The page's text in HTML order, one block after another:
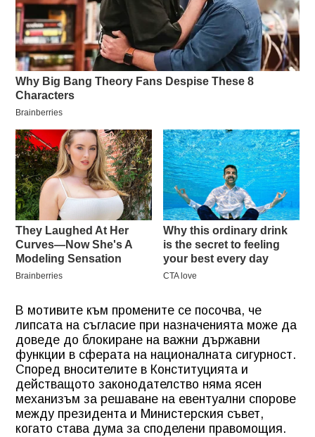
В мотивите към промените се посочва, че
липсата на съгласие при назначенията може да
доведе до блокиране на важни държавни
функции в сферата на националната сигурност.
Според вносителите в Конституцията и
действащото законодателство няма ясен
механизъм за решаване на евентуални спорове
между президента и Министерския съвет,
когато става дума за споделени правомощия.